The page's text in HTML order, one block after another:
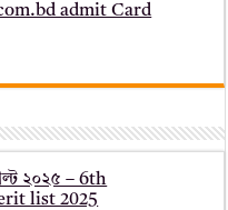
admit Card
২০২৫ – 6th
list 2025